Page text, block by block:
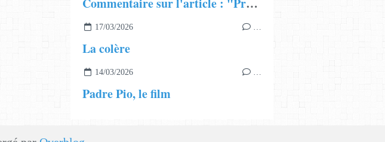
17/03/2026 …
La colère
14/03/2026 …
Padre Pio, le film